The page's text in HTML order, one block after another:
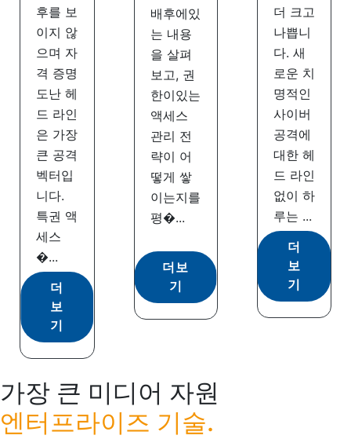
후를 보
이지 않
으며 자
격 증명
도난 헤
드 라인
은 가장
큰 공격
벡터입
니다.
특권 액
세스
�...
더
보
기
배후에있
는 내용
을 살펴
보고, 권
한이있는
액세스
관리 전
략이 어
떻게 쌓
이는지를
평�...
더보
기
더 크고
나쁩니
다. 새
로운 치
명적인
사이버
공격에
대한 헤
드 라인
없이 하
루는 ...
더
보
기
가장 큰 미디어 자원
엔터프라이즈 기술.